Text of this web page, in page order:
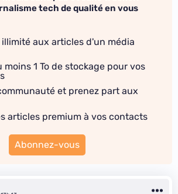
tech de qualité en vous
aux articles d'un média
moins 1 To de stockage pour vos
et prenez part aux
articles premium à vos contacts
Abonnez-vous